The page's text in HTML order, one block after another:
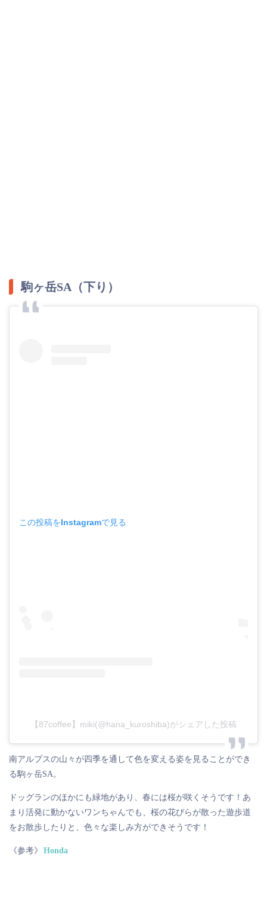
駒ヶ岳SA（下り）
この投稿をInstagramで見る
【87coffee】miki(@hana_kuroshiba)がシェアした投稿
南アルプスの山々が四季を通して色を変える姿を見ることができ
る駒ヶ岳SA。
ドッグランのほかにも緑地があり、春には桜が咲くそうです！あ
まり活発に動かないワンちゃんでも、桜の花びらが散った遊歩道
をお散歩したりと、色々な楽しみ方ができそうです！
《参考》 Honda